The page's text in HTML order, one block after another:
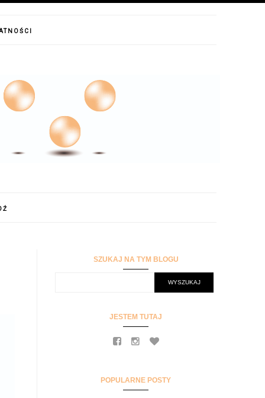
SZUKAJ NA TYM BLOGU
JESTEM TUTAJ
POPULARNE POSTY